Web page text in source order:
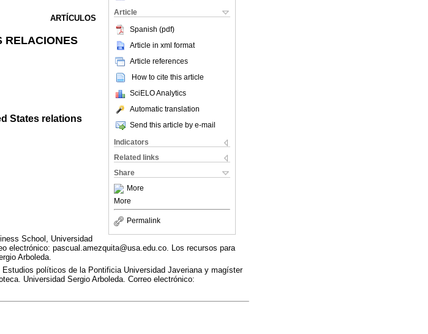
Article
Spanish (pdf)
Article in xml format
Article references
How to cite this article
SciELO Analytics
Automatic translation
Send this article by e-mail
Indicators
Related links
Share
More
More
Permalink
ARTÍCULOS
RELACIONES
States relations
School, Universidad
electrónico: pascual.amezquita@usa.edu.co. Los recursos para
Arboleda.
políticos de la Pontificia Universidad Javeriana y magíster
Universidad Sergio Arboleda. Correo electrónico: